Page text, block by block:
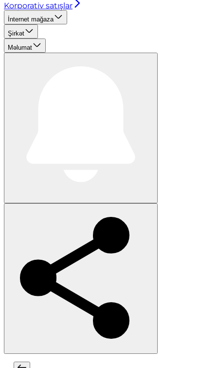
Korporativ satışlar
İnternet mağaza
Şirkət
Məlumat